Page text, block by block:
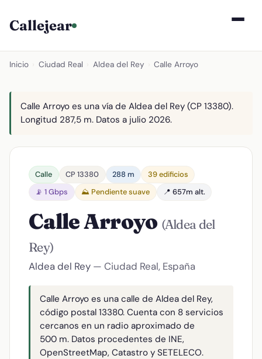
Callejear
Inicio Ciudad Real Aldea del Rey Calle Arroyo
Calle Arroyo es una vía de Aldea del Rey (CP 13380).
Longitud 287,5 m. Datos a julio 2026.
Calle CP 13380 288 m
39 edificios
📡 1 Gbps
⛰️ Pendiente suave 📍 657m alt.
Calle Arroyo (Aldea del
Rey)
Aldea del Rey — Ciudad Real, España
Calle Arroyo es una calle de Aldea del Rey,
código postal 13380. Cuenta con 8 servicios
cercanos en un radio aproximado de
500 m. Datos procedentes de INE,
OpenStreetMap, Catastro y SETELECO.